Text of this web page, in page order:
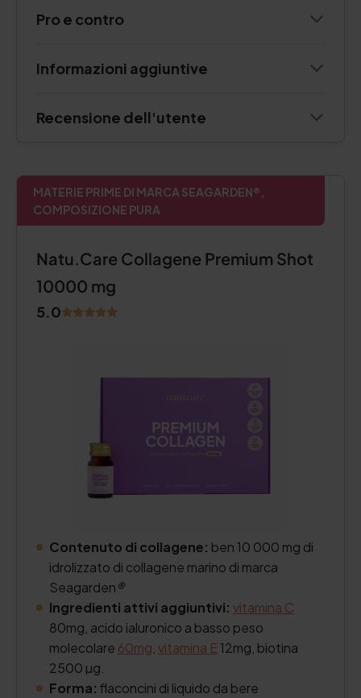
Pro e contro
Informazioni aggiuntive
Recensione dell'utente
MATERIE PRIME DI MARCA SEAGARDEN®,
COMPOSIZIONE PURA
Natu.Care Collagene Premium Shot
10000 mg
5.0
Contenuto di collagene: ben 10 000 mg di
idrolizzato di collagene marino di marca
Seagarden®
Ingredienti attivi aggiuntivi: vitamina C
80mg, acido ialuronico a basso peso
molecolare 60mg vitamina E12mg, biotina
2500 µg.
Forma: flaconcini di liquido da bere